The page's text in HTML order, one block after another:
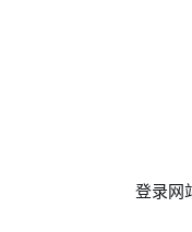
登录网